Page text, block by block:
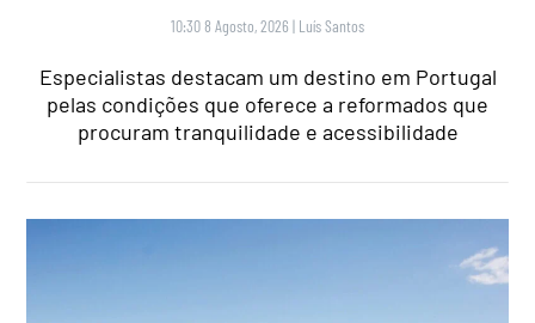
10:30 8 Agosto, 2026 | Luís Santos
Especialistas destacam um destino em Portugal
pelas condições que oferece a reformados que
procuram tranquilidade e acessibilidade